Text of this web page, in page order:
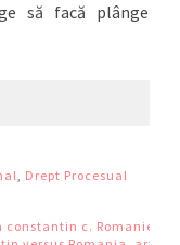
să facă plângere
, Drept Procesual
constantin c. Romaniei